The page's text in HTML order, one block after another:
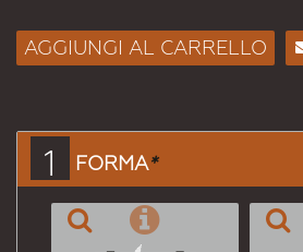
AGGIUNGI AL CARRELLO
1 FORMA*